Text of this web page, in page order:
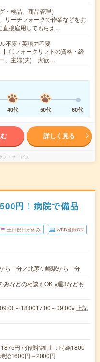
・検品、商品管理）
リーチフォークで作業などをお
直接雇用してもらえ…
不要 / 英語力不要
】〇フォークリフトの資格・経
ー、主婦(夫) 大歓…
40代 50代 60代
詳しく見る
ノ・サービス
円！病院で備品
土日祝日が休み WEB登録OK
ら---分／北茅ケ崎駅から---分
みなどの相談もOK ※週3なども
～18:0017:00～09:00※ 上記
円 / 介護福祉士：時給1800
給1600円～2000円